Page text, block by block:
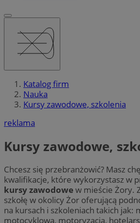
Katalog firm
Nauka
Kursy zawodowe, szkolenia
reklama
Kursy zawodowe,
Chcesz się przebranżowić? Masz
kwalifikacje, które wykorzystasz w
kursy zawodowew mieście Żory.
szkołę w okolicy Żor oferującą
na kursach i szkoleniach takich jak:
motocyklowa, motoryzacja,